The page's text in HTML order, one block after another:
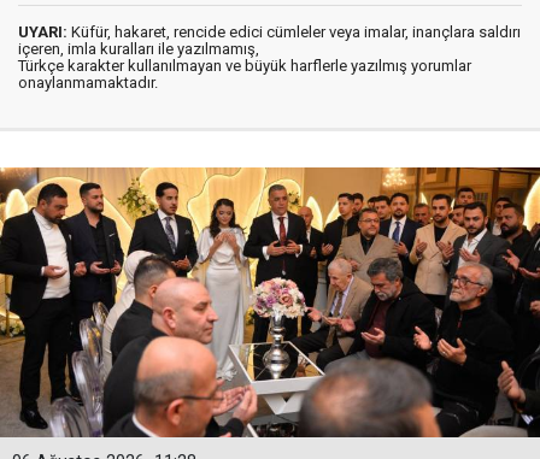
UYARI: Küfür, hakaret, rencide edici cümleler veya imalar, inançlara saldırı
içeren, imla kuralları ile yazılmamış,
Türkçe karakter kullanılmayan ve büyük harflerle yazılmış yorumlar
onaylanmamaktadır.